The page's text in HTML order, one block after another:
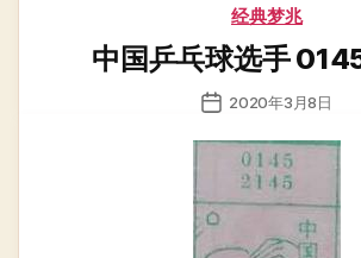
分
类
经典梦兆
中国乒乓球选手
发
日
2020年3月8日